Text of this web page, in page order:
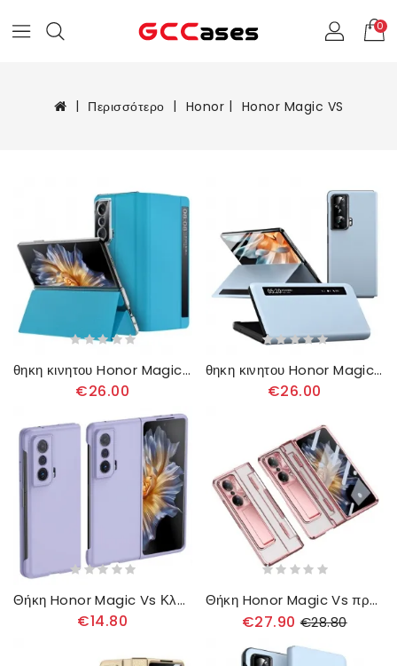
0
Περισσότερο Honor Honor Magic VS
θηκη κινητου Honor Magic Vs Δερματίνη
€26.00
θηκη κινητου Honor Magic Vs Δερμάτινο Styling
€26.00
Θήκη Honor Magic Vs Κλασική Λεπτή Σιλικόνη
€14.80
Θήκη Honor Magic Vs προστασίας Διαφανές Βραχίονα & Προστατευτικό Οθόνης
€27.90 €28.80